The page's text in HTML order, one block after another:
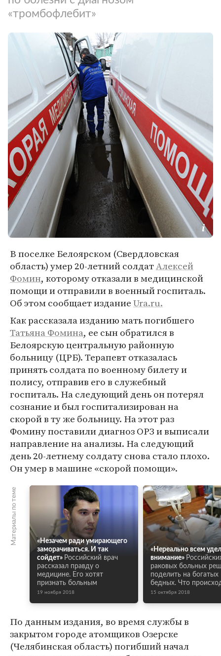
«тромбофлебит»
В поселке Белоярском (Свердловская
область) умер 20-летний солдатАлексей
Фомин, которому отказали в медицинской
помощи и отправили в военный госпиталь.
Об этом сообщает изданиеUra.ru.
Как рассказала изданию мать погибшего
Татьяна Фомина, ее сын обратился в
Белоярскую центральную районную
больницу (ЦРБ). Терапевт отказалась
принять солдата по военному билету и
полису, отправив его в служебный
госпиталь. На следующий день он потерял
сознание и был госпитализирован на
скорой в ту же больницу. На этот раз
Фомину поставили диагноз ОРЗ и выписали
направление на анализы. На следующий
день 20-летнему солдату снова стало плохо.
Он умер в машине «скорой помощи».
Материалы по теме
«Незачем ради умирающего
заморачиваться. И так
сойдет» Российский врач
рассказал правду о
медицине. Его хотят
признать больным
19 ноября 2018
«Нереально всем
внимание»
раковых больных
поделить на богатых
бедных. Что
15 октября 2018
По данным издания, во время службы в
закрытом городе атомщиков Озерске
(Челябинская область) погибший начал